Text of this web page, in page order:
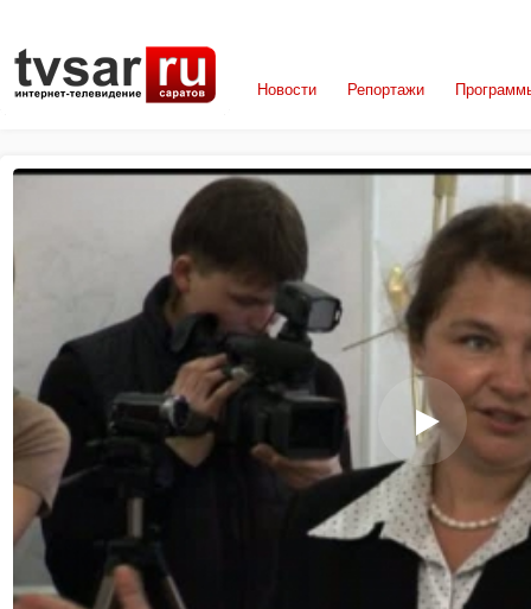
Новости Репортажи